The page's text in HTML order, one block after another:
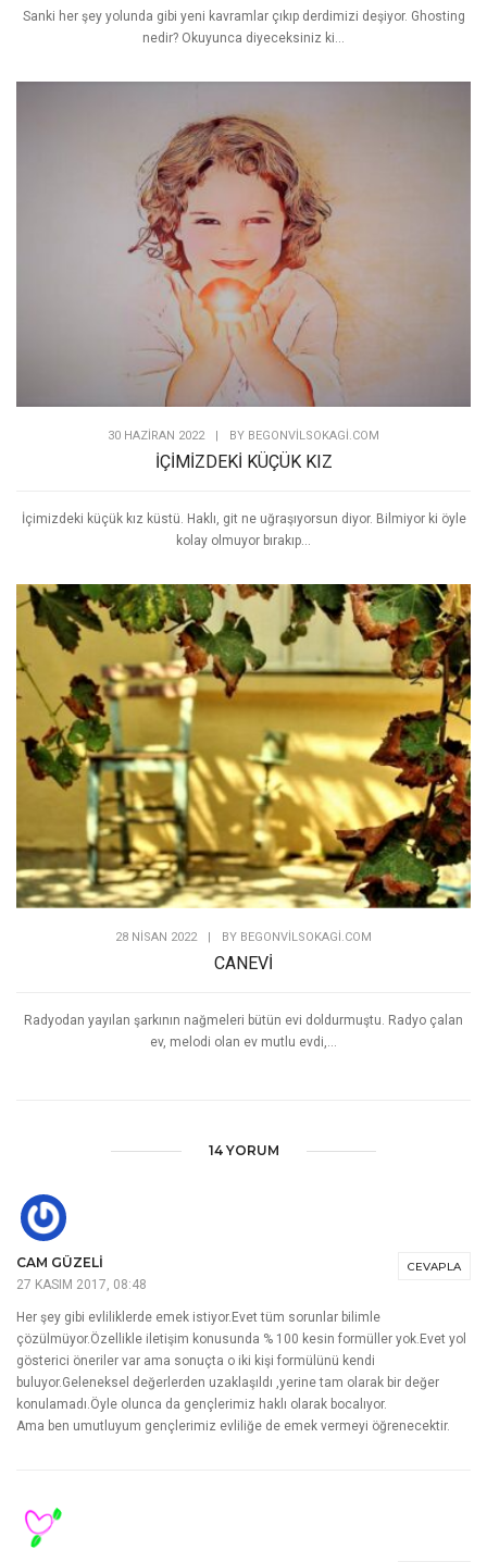
Sanki her şey yolunda gibi yeni kavramlar çıkıp derdimizi deşiyor. Ghosting
nedir? Okuyunca diyeceksiniz ki...
30 HAZIRAN 2022 | BY BEGONVILSOKAGI.COM
İÇİMİZDEKİ KÜÇÜK KIZ
İçimizdeki küçük kız küstü. Haklı, git ne uğraşıyorsun diyor. Bilmiyor ki öyle
kolay olmuyor bırakıp...
28 NISAN 2022 BY BEGONVILSOKAGI.COM
CANEVİ
Radyodan yayılan şarkının nağmeleri bütün evi doldurmuştu. Radyo çalan
ev, melodi olan ev mutlu evdi,...
14 YORUM
CEVAPLA
CAM GÜZELİ
27 KASIM 2017, 08:48
Her şey gibi evliliklerde emek istiyor.Evet tüm sorunlar bilimle
çözülmüyor.Özellikle iletişim konusunda % 100 kesin formüller yok.Evet yol
gösterici öneriler var ama sonuçta o iki kişi formülünü kendi
buluyor.Geleneksel değerlerden uzaklaşıldı ,yerine tam olarak bir değer
konulamadı.Öyle olunca da gençlerimiz haklı olarak bocalıyor.
Ama ben umutluyum gençlerimiz evliliğe de emek vermeyi öğrenecektir.